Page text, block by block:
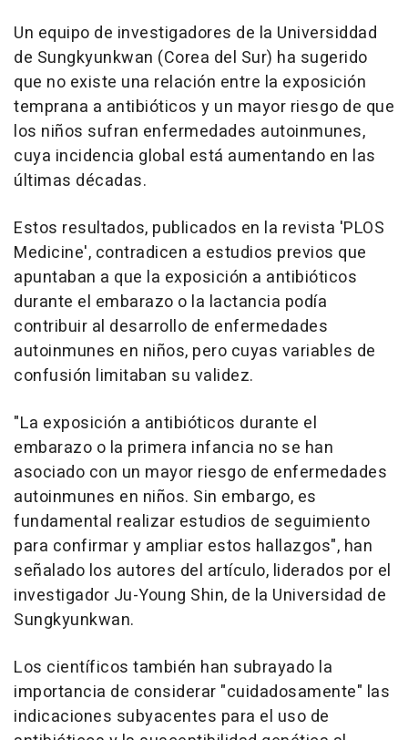
Un equipo de investigadores de la Universiddad
de Sungkyunkwan (Corea del Sur) ha sugerido
que no existe una relación entre la exposición
temprana a antibióticos y un mayor riesgo de que
los niños sufran enfermedades autoinmunes,
cuya incidencia global está aumentando en las
últimas décadas.
Estos resultados, publicados en la revista 'PLOS
Medicine', contradicen a estudios previos que
apuntaban a que la exposición a antibióticos
durante el embarazo o la lactancia podía
contribuir al desarrollo de enfermedades
autoinmunes en niños, pero cuyas variables de
confusión limitaban su validez.
"La exposición a antibióticos durante el
embarazo o la primera infancia no se han
asociado con un mayor riesgo de enfermedades
autoinmunes en niños. Sin embargo, es
fundamental realizar estudios de seguimiento
para confirmar y ampliar estos hallazgos", han
señalado los autores del artículo, liderados por el
investigador Ju-Young Shin, de la Universidad de
Sungkyunkwan.
Los científicos también han subrayado la
importancia de considerar "cuidadosamente" las
indicaciones subyacentes para el uso de